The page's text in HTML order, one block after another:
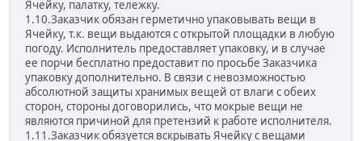
Ячейку, палатку, тележку.
1.10.Заказчик обязан герметично упаковывать вещи в
Ячейку, т.к. вещи выдаются с открытой площадки в любую
погоду. Исполнитель предоставляет упаковку, и в случае
ее порчи бесплатно предоставит по просьбе Заказчика
упаковку дополнительно. В связи с невозможностью
абсолютной защиты хранимых вещей от влаги с обеих
сторон, стороны договорились, что мокрые вещи не
являются причиной для претензий к работе исполнителя.
1.11.Заказчик обязуется вскрывать Ячейку с вещами